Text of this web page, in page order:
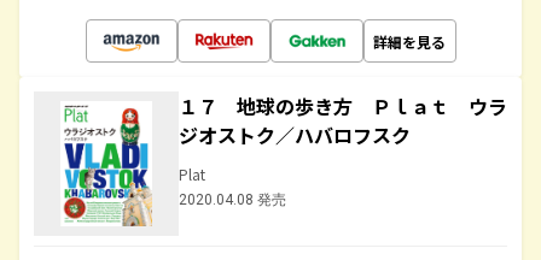
詳細を見る
１７ 地球の歩き方 Ｐｌａｔ ウラ
ジオストク／ハバロフスク
Plat
2020.04.08 発売